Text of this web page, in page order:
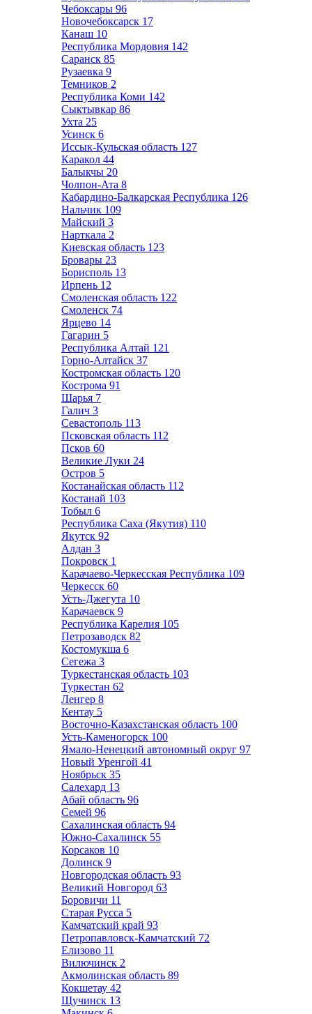
Чебоксары 96
Новочебоксарск 17
Канаш 10
Республика Мордовия 142
Саранск 85
Рузаевка 9
Темников 2
Республика Коми 142
Сыктывкар 86
Ухта 25
Усинск 6
Иссык-Кульская область 127
Каракол 44
Балыкчы 20
Чолпон-Ата 8
Кабардино-Балкарская Республика 126
Нальчик 109
Майский 3
Нарткала 2
Киевская область 123
Бровары 23
Борисполь 13
Ирпень 12
Смоленская область 122
Смоленск 74
Ярцево 14
Гагарин 5
Республика Алтай 121
Горно-Алтайск 37
Костромская область 120
Кострома 91
Шарья 7
Галич 3
Севастополь 113
Псковская область 112
Псков 60
Великие Луки 24
Остров 5
Костанайская область 112
Костанай 103
Тобыл 6
Республика Саха (Якутия) 110
Якутск 92
Алдан 3
Покровск 1
Карачаево-Черкесская Республика 109
Черкесск 60
Усть-Джегута 10
Карачаевск 9
Республика Карелия 105
Петрозаводск 82
Костомукша 6
Сегежа 3
Туркестанская область 103
Туркестан 62
Ленгер 8
Кентау 5
Восточно-Казахстанская область 100
Усть-Каменогорск 100
Ямало-Ненецкий автономный округ 97
Новый Уренгой 41
Ноябрьск 35
Салехард 13
Абай область 96
Семей 96
Сахалинская область 94
Южно-Сахалинск 55
Корсаков 10
Долинск 9
Новгородская область 93
Великий Новгород 63
Боровичи 11
Старая Русса 5
Камчатский край 93
Петропавловск-Камчатский 72
Елизово 11
Вилючинск 2
Акмолинская область 89
Кокшетау 42
Щучинск 13